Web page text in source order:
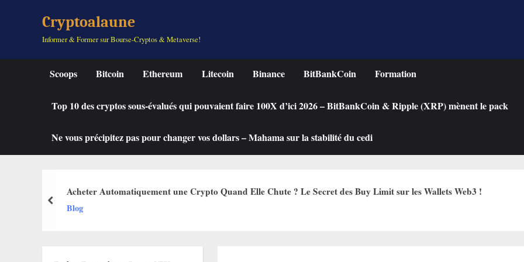
Cryptoalaune
Informer & Former sur Bourse-Cryptos & Metaverse!
Scoops Bitcoin Ethereum Litecoin Binance BitBankCoin Formation
Top 10 des cryptos sous-évalués qui pouvaient faire 100X d’ici 2026 – BitBankCoin & Ripple (XRP) mènent le pack
Ne vous précipitez pas pour changer vos dollars – Mahama sur la stabilité du cedi
Acheter Automatiquement une Crypto Quand Elle Chute ? Le Secret des Buy Limit sur les Wallets Web3 !
Blog
prev